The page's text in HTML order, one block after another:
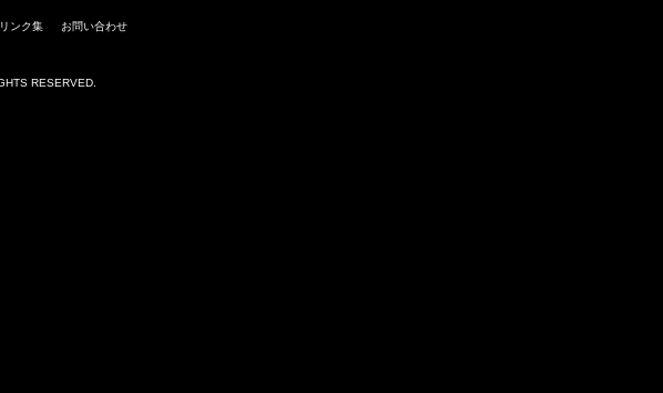
リンク集 お問い合わせ